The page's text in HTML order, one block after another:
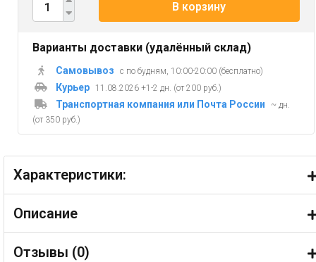
В корзину
Варианты доставки (удалённый склад)
Самовывоз с по будням, 10:00-20:00 (бесплатно)
Курьер 11.08.2026 +1-2 дн. (от 200 руб.)
Транспортная компания или Почта России
~ дн.
(от 350 руб.)
Характеристики:
Описание
Отзывы (0)